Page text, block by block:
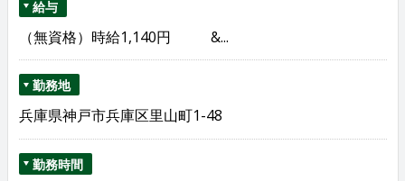
給与
（無資格）時給1,140円 &...
勤務地
兵庫県神戸市兵庫区里山町1-48
勤務時間